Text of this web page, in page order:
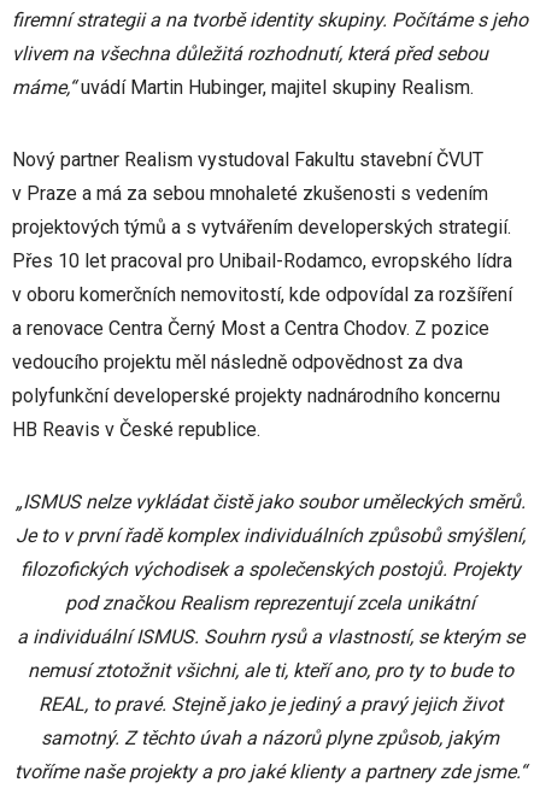
firemní strategii a na tvorbě identity skupiny. Počítáme s jeho
vlivem na všechna důležitá rozhodnutí, která před sebou
máme,“uvádí Martin Hubinger, majitel skupiny Realism.
Nový partner Realism vystudoval Fakultu stavební ČVUT
v Praze a má za sebou mnohaleté zkušenosti s vedením
projektových týmů a s vytvářením developerských strategií.
Přes 10 let pracoval pro Unibail-Rodamco, evropského lídra
v oboru komerčních nemovitostí, kde odpovídal za rozšíření
a renovace Centra Černý Most a Centra Chodov. Z pozice
vedoucího projektu měl následně odpovědnost za dva
polyfunkční developerské projekty nadnárodního koncernu
HB Reavis v České republice.
„ISMUS nelze vykládat čistě jako soubor uměleckých směrů.
Je to v první řadě komplex individuálních způsobů smýšlení,
filozofických východisek a společenských postojů. Projekty
pod značkou Realism reprezentují zcela unikátní
a individuální ISMUS. Souhrn rysů a vlastností, se kterým se
nemusí ztotožnit všichni, ale ti, kteří ano, pro ty to bude to
REAL, to pravé. Stejně jako je jediný a pravý jejich život
samotný. Z těchto úvah a názorů plyne způsob, jakým
tvoříme naše projekty a pro jaké klienty a partnery zde jsme.“